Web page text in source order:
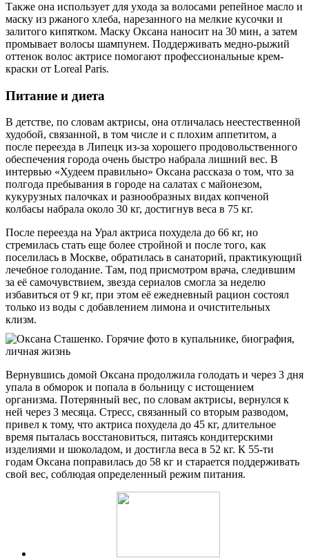
Также она использует для ухода за волосами репейное масло и
маску из ржаного хлеба, нарезанного на мелкие кусочки и
залитого кипятком. Маску Оксана наносит на 30 мин, а затем
промывает волосы шампунем. Поддерживать медно-рыжий
оттенок волос актрисе помогают профессиональные крем-
краски от Loreal Paris.
Питание и диета
В детстве, по словам актрисы, она отличалась неестественной
худобой, связанной, в том числе и с плохим аппетитом, а
после переезда в Липецк из-за хорошего продовольственного
обеспечения города очень быстро набрала лишний вес. В
интервью «Худеем правильно» Оксана рассказа о том, что за
полгода пребывания в городе на салатах с майонезом,
кукурузных палочках и разнообразных видах копченой
колбасы набрала около 30 кг, достигнув веса в 75 кг.
После переезда на Урал актриса похудела до 66 кг, но
стремилась стать еще более стройной и после того, как
поселилась в Москве, обратилась в санаторий, практикующий
лечебное голодание. Там, под присмотром врача, следившим
за её самочувствием, звезда сериалов смогла за неделю
избавиться от 9 кг, при этом её ежедневный рацион состоял
только из воды с добавлением лимона и очистительных
клизм.
Вернувшись домой Оксана продолжила голодать и через 3 дня
упала в обморок и попала в больницу с истощением
организма. Потерянный вес, по словам актрисы, вернулся к
ней через 3 месяца. Стресс, связанный со вторым разводом,
привел к тому, что актриса похудела до 45 кг, длительное
время пыталась восстановиться, питаясь кондитерскими
изделиями и шоколадом, и достигла веса в 52 кг. К 55-ти
годам Оксана поправилась до 58 кг и старается поддерживать
свой вес, соблюдая определенный режим питания.